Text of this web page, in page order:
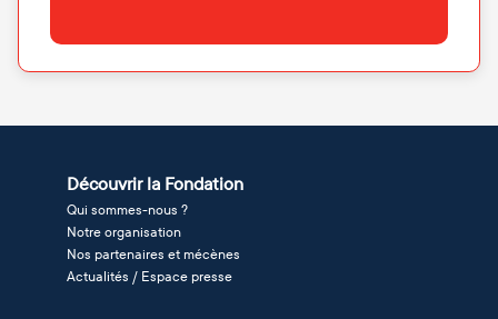
Découvrir la Fondation
Qui sommes-nous ?
Notre organisation
Nos partenaires et mécènes
Actualités / Espace presse